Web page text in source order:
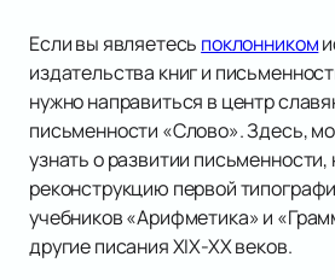
Если вы являетесь поклонником
издательства книг и
нужно направиться в центр
письменности «Слово». Здесь,
узнать о развитии письменности,
реконструкцию первой
учебников «Арифметика» и
другие писания XIX-XX веков.